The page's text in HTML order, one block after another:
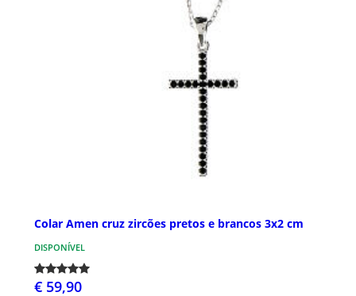
Colar Amen cruz zircões pretos e brancos 3x2 cm
DISPONÍVEL
€ 59,90